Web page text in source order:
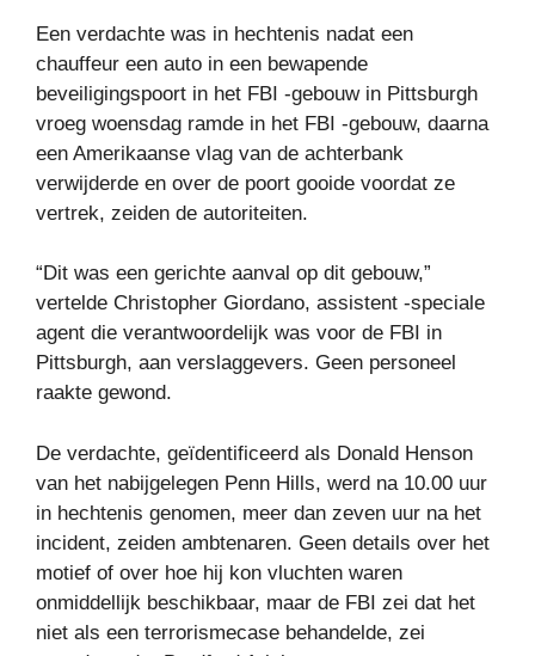
Een verdachte was in hechtenis nadat een
chauffeur een auto in een bewapende
beveiligingspoort in het FBI -gebouw in Pittsburgh
vroeg woensdag ramde in het FBI -gebouw, daarna
een Amerikaanse vlag van de achterbank
verwijderde en over de poort gooide voordat ze
vertrek, zeiden de autoriteiten.
“Dit was een gerichte aanval op dit gebouw,”
vertelde Christopher Giordano, assistent -speciale
agent die verantwoordelijk was voor de FBI in
Pittsburgh, aan verslaggevers. Geen personeel
raakte gewond.
De verdachte, geïdentificeerd als Donald Henson
van het nabijgelegen Penn Hills, werd na 10.00 uur
in hechtenis genomen, meer dan zeven uur na het
incident, zeiden ambtenaren. Geen details over het
motief of over hoe hij kon vluchten waren
onmiddellijk beschikbaar, maar de FBI zei dat het
niet als een terrorismecase behandelde, zei